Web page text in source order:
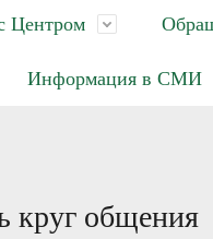
Центром
Информация в СМИ
круг общения